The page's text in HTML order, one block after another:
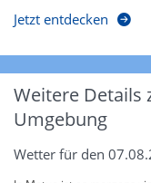
Jetzt entdecken
Weitere Details
Umgebung
Wetter für den